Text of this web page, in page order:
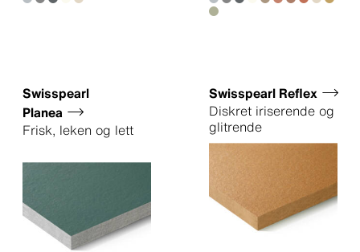
Swisspearl
Planea
Frisk, leken og lett
Swisspearl Reflex
Diskret iriserende og
glitrende